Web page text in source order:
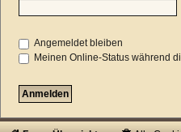
Angemeldet bleiben
Meinen Online-Status während